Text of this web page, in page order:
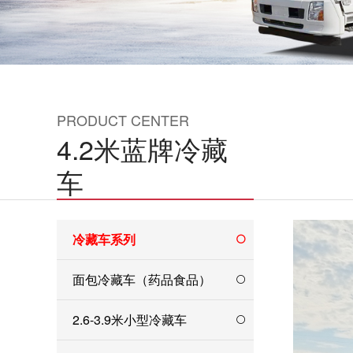
PRODUCT CENTER
4.2米蓝牌冷藏
车
冷藏车系列
面包冷藏车（药品食品）
2.6-3.9米小型冷藏车